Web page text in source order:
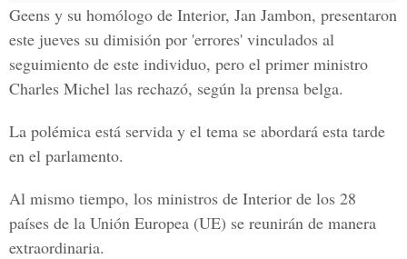
Geens y su homólogo de Interior, Jan Jambon, presentaron
este jueves su dimisión por 'errores' vinculados al
seguimiento de este individuo, pero el primer ministro
Charles Michel las rechazó, según la prensa belga.
La polémica está servida y el tema se abordará esta tarde
en el parlamento.
Al mismo tiempo, los ministros de Interior de los 28
países de la Unión Europea (UE) se reunirán de manera
extraordinaria.